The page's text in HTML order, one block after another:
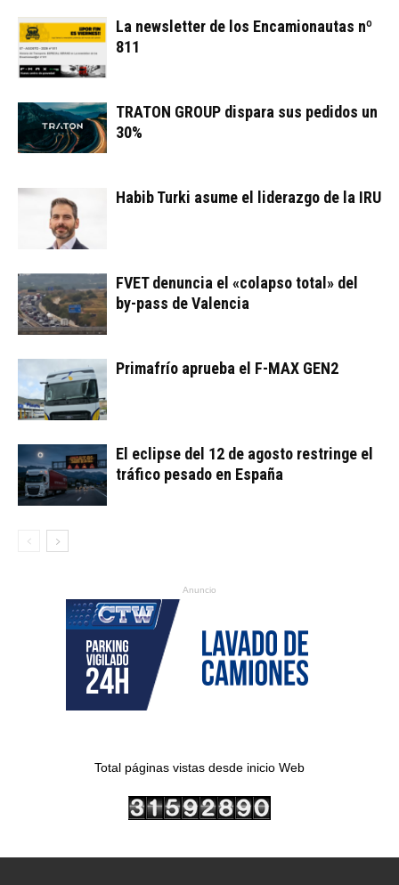
La newsletter de los Encamionautas nº
811
TRATON GROUP dispara sus pedidos un
30%
Habib Turki asume el liderazgo de la IRU
FVET denuncia el «colapso total» del
by-pass de Valencia
Primafrío aprueba el F-MAX GEN2
El eclipse del 12 de agosto restringe el
tráfico pesado en España
Anuncio
Total páginas vistas desde inicio Web